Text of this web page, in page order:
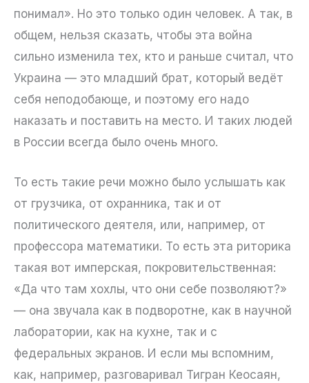
понимал». Но это только один человек. А так, в
общем, нельзя сказать, чтобы эта война
сильно изменила тех, кто и раньше считал, что
Украина — это младший брат, который ведёт
себя неподобающе, и поэтому его надо
наказать и поставить на место. И таких людей
в России всегда было очень много.
То есть такие речи можно было услышать как
от грузчика, от охранника, так и от
политического деятеля, или, например, от
профессора математики. То есть эта риторика
такая вот имперская, покровительственная:
«Да что там хохлы, что они себе позволяют?»
— она звучала как в подворотне, как в научной
лаборатории, как на кухне, так и с
федеральных экранов. И если мы вспомним,
как, например, разговаривал Тигран Кеосаян,